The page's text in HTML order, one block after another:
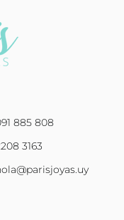
885 808
3163